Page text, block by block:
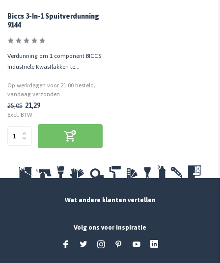
Biccs 3-In-1 Spuitverdunning
9144
Verdunning om 1 component BICCS
Industriële Kwastlakken te
Op werkdagen voor 21:00 besteld,
vandaag verzonden
25,05 21,29
Excl. BTW
Wat andere klanten vertellen
Volg ons voor inspiratie